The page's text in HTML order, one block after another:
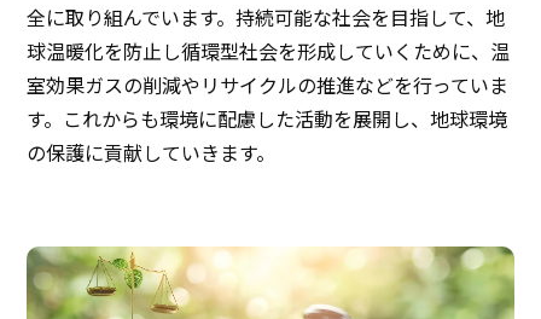
企業情報
IR情報
IR情報
サステナビリティ
社会
ガバナンス
全に取り組んでいます。持続可能な社会を目指して、地
球温暖化を防止し循環型社会を形成していくために、温
室効果ガスの削減やリサイクルの推進などを行っていま
す。これからも環境に配慮した活動を展開し、地球環境
の保護に貢献していきます。